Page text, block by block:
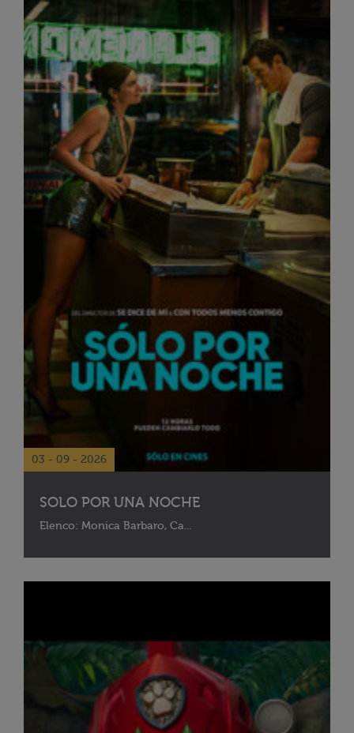
03 - 09 - 2026
SOLO POR UNA NOCHE
Elenco: Monica Barbaro, Ca...